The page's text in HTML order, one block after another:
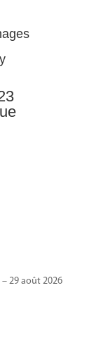
29 août 2026